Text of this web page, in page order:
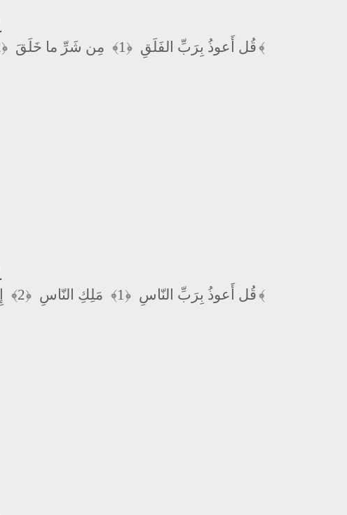
قُل أَعوذُ بِرَبِّ الفَلَقِ ﴿1﴾ مِن شَرِّ ما خَلَقَ ﴿2﴾ ﴿4﴾
قُل أَعوذُ بِرَبِّ النّاسِ ﴿1﴾ مَلِكِ النّاسِ ﴿2﴾ ﴿4﴾